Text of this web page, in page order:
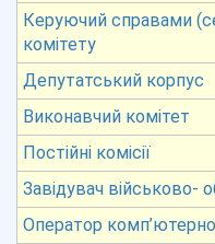
Керуючий справами
комітету
Депутатський корпус
Виконавчий комітет
Постійні комісії
Завідувач військово-
Оператор